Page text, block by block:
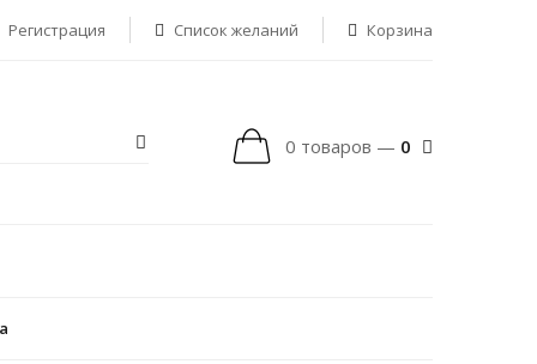
Регистрация Список желаний Корзина
0 товаров — 0